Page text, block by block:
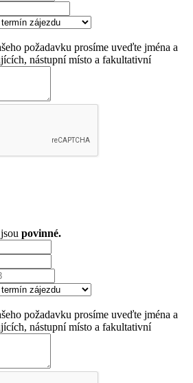
požadavku prosíme uveďte jména a
nástupní místo a fakultativní
jsou povinné.
požadavku prosíme uveďte jména a
nástupní místo a fakultativní